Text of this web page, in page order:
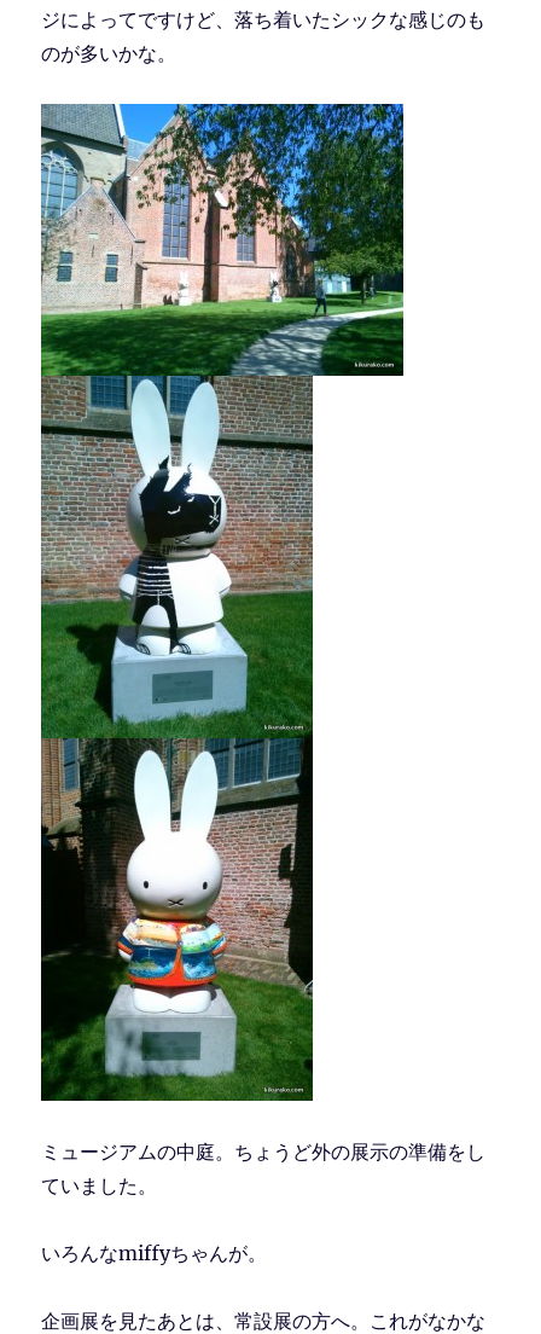
ジによってですけど、落ち着いたシックな感じのも
のが多いかな。
ミュージアムの中庭。ちょうど外の展示の準備をし
ていました。
いろんなmiffyちゃんが。
企画展を見たあとは、常設展の方へ。これがなかな